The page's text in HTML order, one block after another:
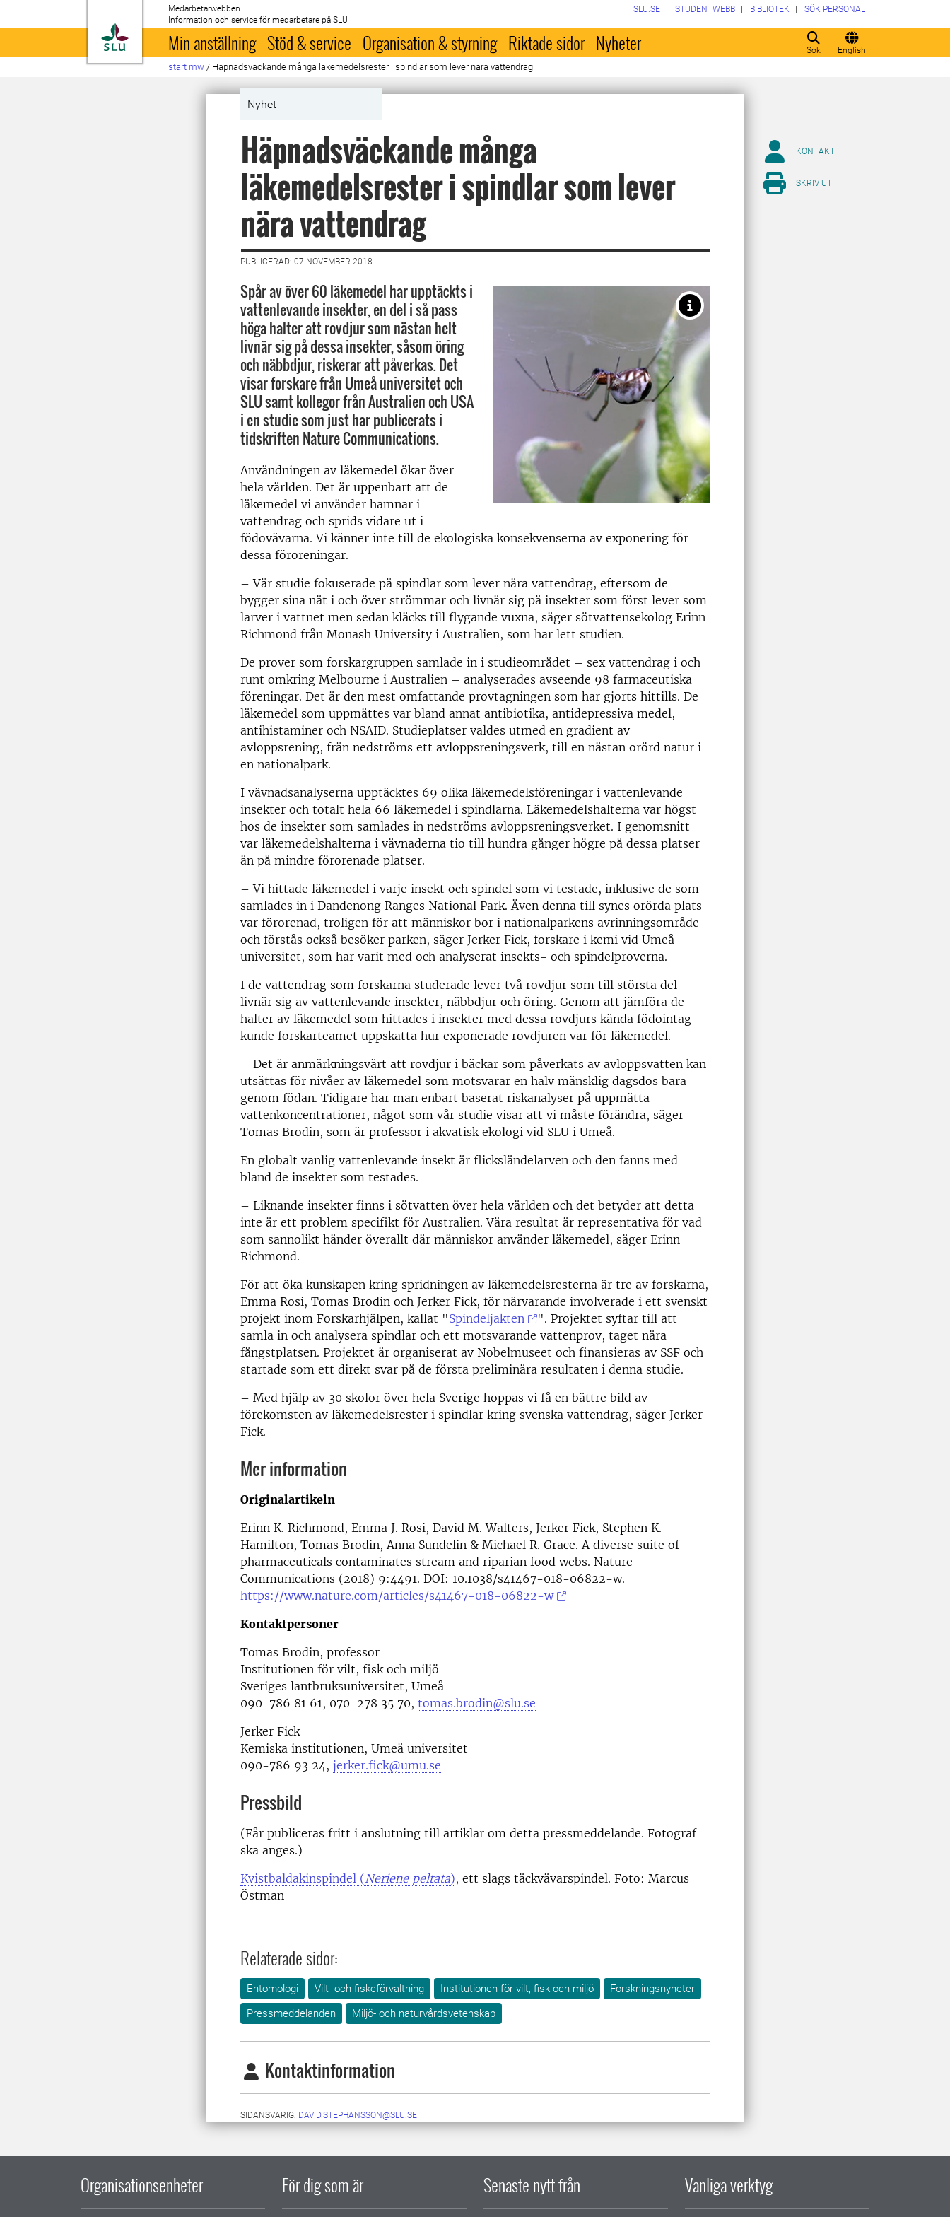
Till startsida
Medarbetarwebben
Information och service för medarbetare på SLU
Sök English
SLU.SE STUDENTWEBB BIBLIOTEK SÖK PERSONAL
Min anställning Stöd & service Organisation & styrning Riktade sidor Nyheter
start mw / Häpnadsväckande många läkemedelsrester i spindlar som lever nära vattendrag
Nyhet
Häpnadsväckande många
läkemedelsrester i spindlar som lever
nära vattendrag
PUBLICERAD: 07 NOVEMBER 2018
Spår av över 60 läkemedel har upptäckts i
vattenlevande insekter, en del i så pass
höga halter att rovdjur som nästan helt
livnär sig på dessa insekter, såsom öring
och näbbdjur, riskerar att påverkas. Det
visar forskare från Umeå universitet och
SLU samt kollegor från Australien och USA
i en studie som just har publicerats i
tidskriften Nature Communications.
Användningen av läkemedel ökar över
hela världen. Det är uppenbart att de
läkemedel vi använder hamnar i
vattendrag och sprids vidare ut i
födovävarna. Vi känner inte till de ekologiska konsekvenserna av exponering för
dessa föroreningar.
– Vår studie fokuserade på spindlar som lever nära vattendrag, eftersom de
bygger sina nät i och över strömmar och livnär sig på insekter som först lever som
larver i vattnet men sedan kläcks till flygande vuxna, säger sötvattensekolog Erinn
Richmond från Monash University i Australien, som har lett studien.
De prover som forskargruppen samlade in i studieområdet – sex vattendrag i och
runt omkring Melbourne i Australien – analyserades avseende 98 farmaceutiska
föreningar. Det är den mest omfattande provtagningen som har gjorts hittills. De
läkemedel som uppmättes var bland annat antibiotika, antidepressiva medel,
antihistaminer och NSAID. Studieplatser valdes utmed en gradient av
avloppsrening, från nedströms ett avloppsreningsverk, till en nästan orörd natur i
en nationalpark.
I vävnadsanalyserna upptäcktes 69 olika läkemedelsföreningar i vattenlevande
insekter och totalt hela 66 läkemedel i spindlarna. Läkemedelshalterna var högst
hos de insekter som samlades in nedströms avloppsreningsverket. I genomsnitt
var läkemedelshalterna i vävnaderna tio till hundra gånger högre på dessa platser
än på mindre förorenade platser.
– Vi hittade läkemedel i varje insekt och spindel som vi testade, inklusive de som
samlades in i Dandenong Ranges National Park. Även denna till synes orörda plats
var förorenad, troligen för att människor bor i nationalparkens avrinningsområde
och förstås också besöker parken, säger Jerker Fick, forskare i kemi vid Umeå
universitet, som har varit med och analyserat insekts- och spindelproverna.
I de vattendrag som forskarna studerade lever två rovdjur som till största del
livnär sig av vattenlevande insekter, näbbdjur och öring. Genom att jämföra de
halter av läkemedel som hittades i insekter med dessa rovdjurs kända födointag
kunde forskarteamet uppskatta hur exponerade rovdjuren var för läkemedel.
– Det är anmärkningsvärt att rovdjur i bäckar som påverkats av avloppsvatten kan
utsättas för nivåer av läkemedel som motsvarar en halv mänsklig dagsdos bara
genom födan. Tidigare har man enbart baserat riskanalyser på uppmätta
vattenkoncentrationer, något som vår studie visar att vi måste förändra, säger
Tomas Brodin, som är professor i akvatisk ekologi vid SLU i Umeå.
En globalt vanlig vattenlevande insekt är flicksländelarven och den fanns med
bland de insekter som testades.
– Liknande insekter finns i sötvatten över hela världen och det betyder att detta
inte är ett problem specifikt för Australien. Våra resultat är representativa för vad
som sannolikt händer överallt där människor använder läkemedel, säger Erinn
Richmond.
För att öka kunskapen kring spridningen av läkemedelsresterna är tre av forskarna,
Emma Rosi, Tomas Brodin och Jerker Fick, för närvarande involverade i ett svenskt
projekt inom Forskarhjälpen, kallat "Spindeljakten
". Projektet syftar till att
samla in och analysera spindlar och ett motsvarande vattenprov, taget nära
fångstplatsen. Projektet är organiserat av Nobelmuseet och finansieras av SSF och
startade som ett direkt svar på de första preliminära resultaten i denna studie.
– Med hjälp av 30 skolor över hela Sverige hoppas vi få en bättre bild av
förekomsten av läkemedelsrester i spindlar kring svenska vattendrag, säger Jerker
Fick.
Mer information
Originalartikeln
Erinn K. Richmond, Emma J. Rosi, David M. Walters, Jerker Fick, Stephen K.
Hamilton, Tomas Brodin, Anna Sundelin & Michael R. Grace. A diverse suite of
pharmaceuticals contaminates stream and riparian food webs. Nature
Communications (2018) 9:4491. DOI: 10.1038/s41467-018-06822-w.
https://www.nature.com/articles/s41467-018-06822-w
Kontaktpersoner
Tomas Brodin, professor
Institutionen för vilt, fisk och miljö
Sveriges lantbruksuniversitet, Umeå
090-786 81 61, 070-278 35 70, tomas.brodin@slu.se
Jerker Fick
Kemiska institutionen, Umeå universitet
090-786 93 24, jerker.fick@umu.se
Pressbild
(Får publiceras fritt i anslutning till artiklar om detta pressmeddelande. Fotograf
ska anges.)
Kvistbaldakinspindel (Neriene peltata), ett slags täckvävarspindel. Foto: Marcus
Östman
Relaterade sidor:
Entomologi Vilt- och fiskeförvaltning Institutionen för vilt, fisk och miljö
Forskningsnyheter
Pressmeddelanden
Miljö- och naturvårdsvetenskap
Kontaktinformation
SIDANSVARIG: DAVID.STEPHANSSON@SLU.SE
KONTAKT
SKRIV UT
Organisationsenheter För dig som är Senaste nytt från Vanliga verktyg